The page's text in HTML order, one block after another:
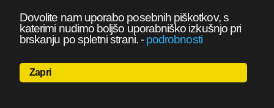
Dovolite nam uporabo posebnih piškotkov, s
katerimi nudimo boljšo uporabniško izkušnjo pri
brskanju po spletni strani.-podrobnosti
Zapri